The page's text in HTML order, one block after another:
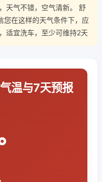
天气不错，空气清新。 舒
您在这样的天气条件下，应
适宜洗车，至少可维持2天
温与7天预报